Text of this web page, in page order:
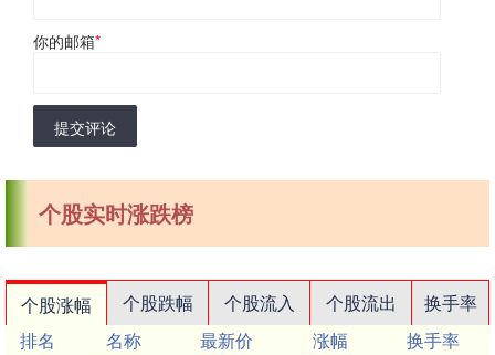
你的邮箱*
提交评论
个股实时涨跌榜
个股涨幅 个股跌幅 个股流入 个股流出
换手率
排名
名称 最新价 涨幅
换手率